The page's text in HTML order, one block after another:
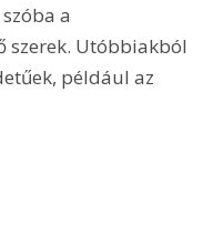
a
szerek. Utóbbiakból
például az